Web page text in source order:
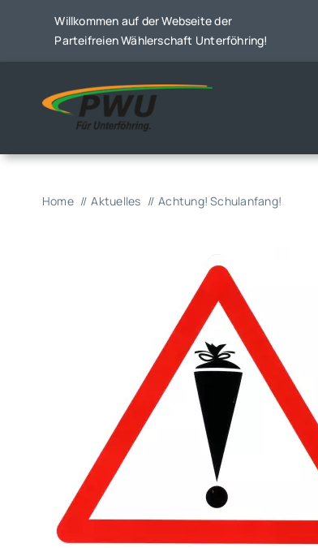
Willkommen auf der Webseite der
Parteifreien Wählerschaft Unterföhring!
Home Aktuelles Achtung! Schulanfang!